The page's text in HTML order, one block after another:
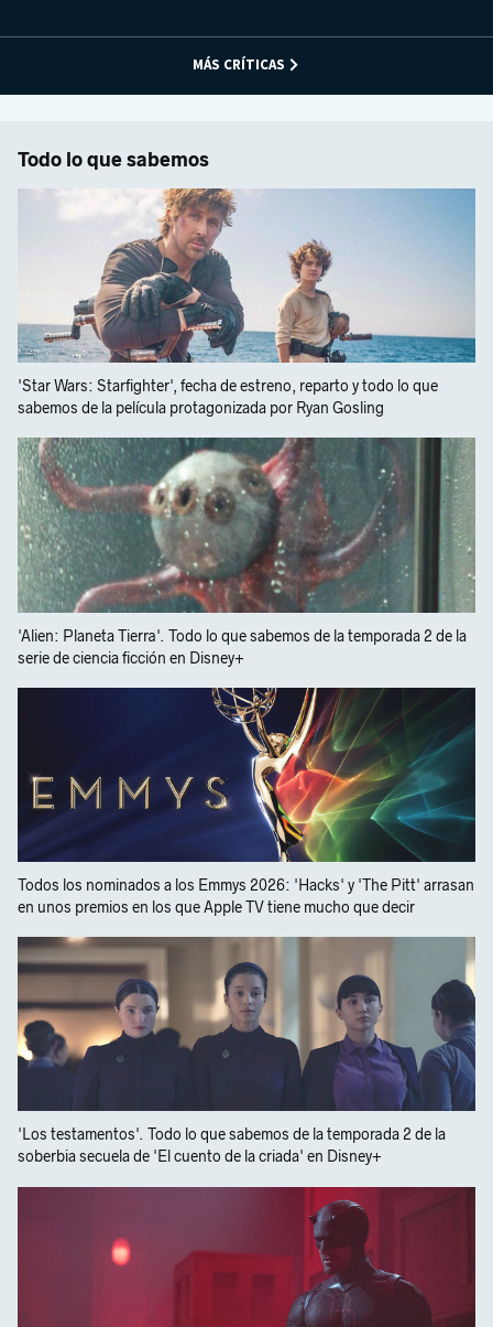
MÁS CRÍTICAS
Todo lo que sabemos
'Star Wars: Starfighter', fecha de estreno, reparto y todo lo que
sabemos de la película protagonizada por Ryan Gosling
'Alien: Planeta Tierra'. Todo lo que sabemos de la temporada 2 de la
serie de ciencia ficción en Disney+
Todos los nominados a los Emmys 2026: 'Hacks' y 'The Pitt' arrasan
en unos premios en los que Apple TV tiene mucho que decir
'Los testamentos'. Todo lo que sabemos de la temporada 2 de la
soberbia secuela de 'El cuento de la criada' en Disney+